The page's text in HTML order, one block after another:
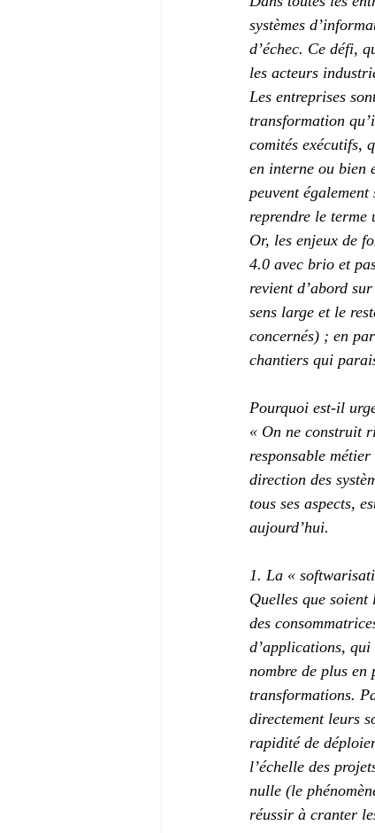
systèmes
d’échec. Ce défi,
les acteurs
Les entreprises
transformation
comités exécutifs,
en interne ou bien
peuvent
reprendre le
Or, les enjeux de
4.0 avec brio et
revient d’abord
sens large et le
concernés) ; en
chantiers qui
Pourquoi est-il
« On ne construit
responsable
direction des
tous ses aspects,
aujourd’hui.
1. La «
Quelles que
des
d’applications, qui
nombre de plus
transformations.
directement leurs
rapidité de
l’échelle des
nulle (le
réussir à cranter